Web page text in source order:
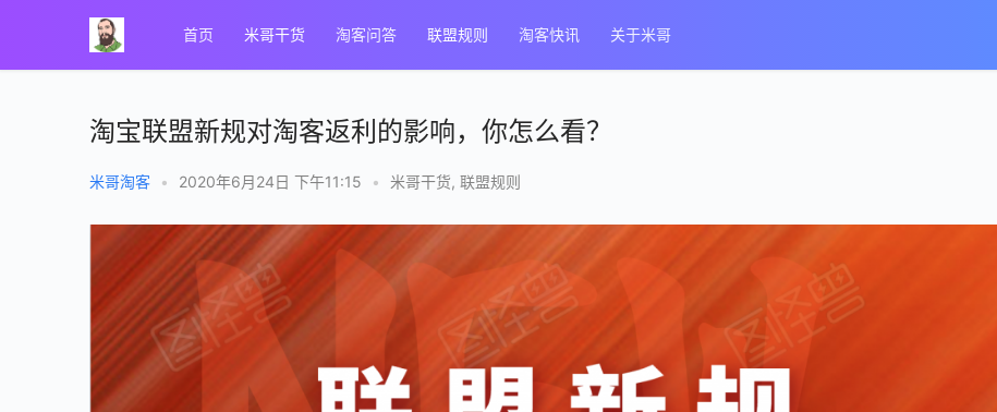
首页 米哥干货 淘客问答 联盟规则 淘客快讯 关于米哥
淘宝联盟新规对淘客返利的影响，你怎么看？
米哥淘客 • 2020年6月24日 下午11:15 • 米哥干货, 联盟规则